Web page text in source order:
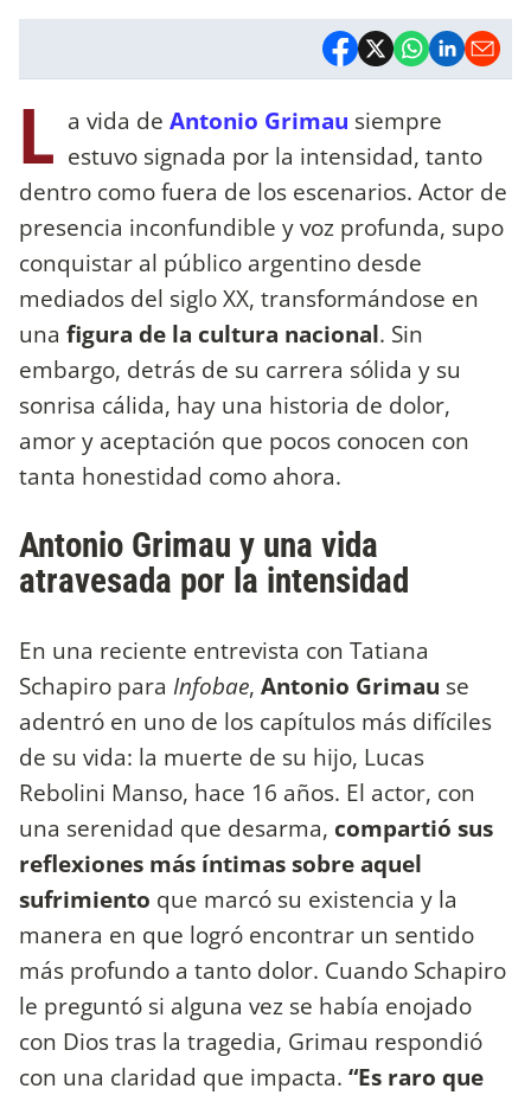
L a vida de Antonio Grimau siempre
estuvo signada por la intensidad, tanto
dentro como fuera de los escenarios. Actor de
presencia inconfundible y voz profunda, supo
conquistar al público argentino desde
mediados del siglo XX, transformándose en
una figura de la cultura nacional. Sin
embargo, detrás de su carrera sólida y su
sonrisa cálida, hay una historia de dolor,
amor y aceptación que pocos conocen con
tanta honestidad como ahora.
Antonio Grimau y una vida
atravesada por la intensidad
En una reciente entrevista con Tatiana
Schapiro para Infobae, Antonio Grimau se
adentró en uno de los capítulos más difíciles
de su vida: la muerte de su hijo, Lucas
Rebolini Manso, hace 16 años. El actor, con
una serenidad que desarma, compartió sus
reflexiones más íntimas sobre aquel
sufrimiento que marcó su existencia y la
manera en que logró encontrar un sentido
más profundo a tanto dolor. Cuando Schapiro
le preguntó si alguna vez se había enojado
con Dios tras la tragedia, Grimau respondió
con una claridad que impacta. “Es raro que